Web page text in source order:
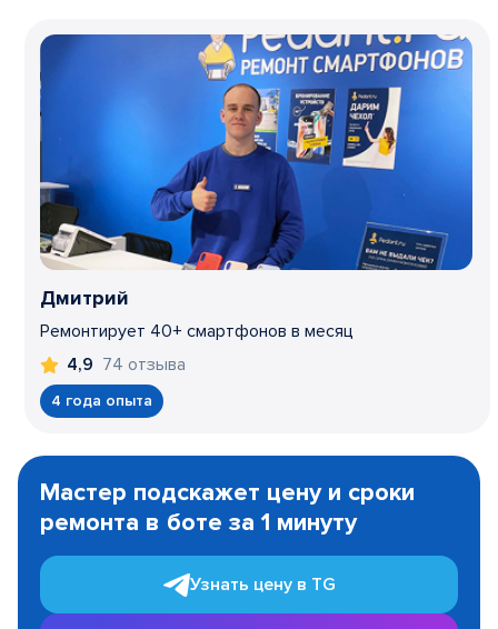
Дмитрий
Ремонтирует 40+ смартфонов в месяц
4,9 74 отзыва
4 года опыта
1
Мастер подскажет цену и сроки
ремонта в боте за 1 минуту
Узнать цену в TG